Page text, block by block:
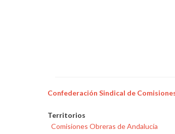
Confederación Sindical de
Territorios
Comisiones Obreras de Andalucía